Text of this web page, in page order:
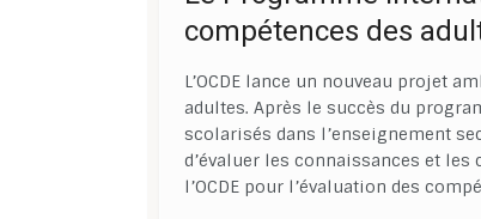
compétences des
L’OCDE lance un nouveau projet
adultes. Après le succès du
scolarisés dans l’enseignement
d’évaluer les connaissances et
l’OCDE pour l’évaluation des